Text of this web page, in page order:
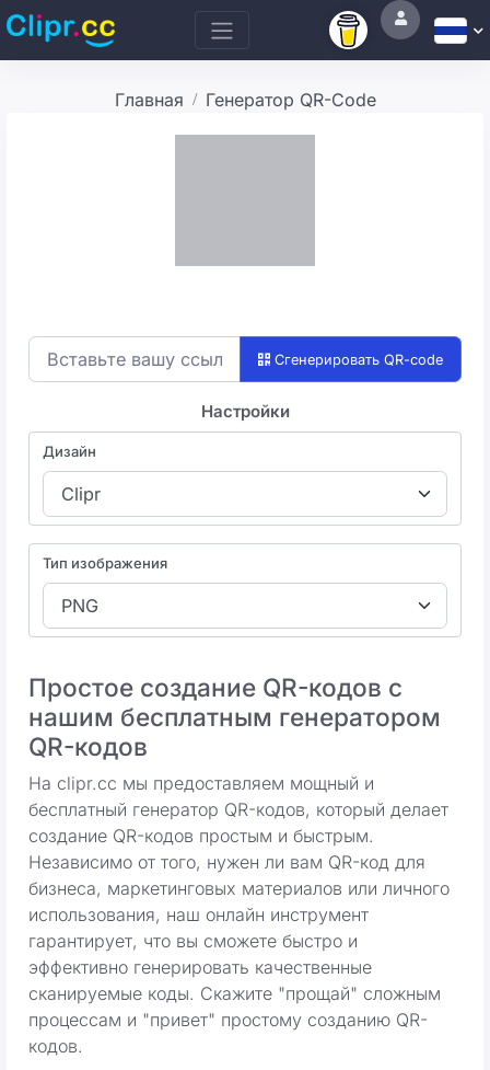
Главная Генератор QR-Code
Сгенерировать QR-code
Настройки
Дизайн
Тип изображения
Простое создание QR-кодов с
нашим бесплатным генератором
QR-кодов
На clipr.cc мы предоставляем мощный и
бесплатный генератор QR-кодов, который делает
создание QR-кодов простым и быстрым.
Независимо от того, нужен ли вам QR-код для
бизнеса, маркетинговых материалов или личного
использования, наш онлайн инструмент
гарантирует, что вы сможете быстро и
эффективно генерировать качественные
сканируемые коды. Скажите "прощай" сложным
процессам и "привет" простому созданию QR-
кодов.